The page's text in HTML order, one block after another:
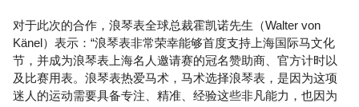
对于此次的合作，浪琴表全球总裁霍凯诺先生（Walter von
Känel）表示：“浪琴表非常荣幸能够首度支持上海国际马文化
节，并成为浪琴表上海名人邀请赛的冠名赞助商、官方计时以
及比赛用表。浪琴表热爱马术，马术选择浪琴表，是因为这项
迷人的运动需要具备专注、精准、经验这些非凡能力，也因为